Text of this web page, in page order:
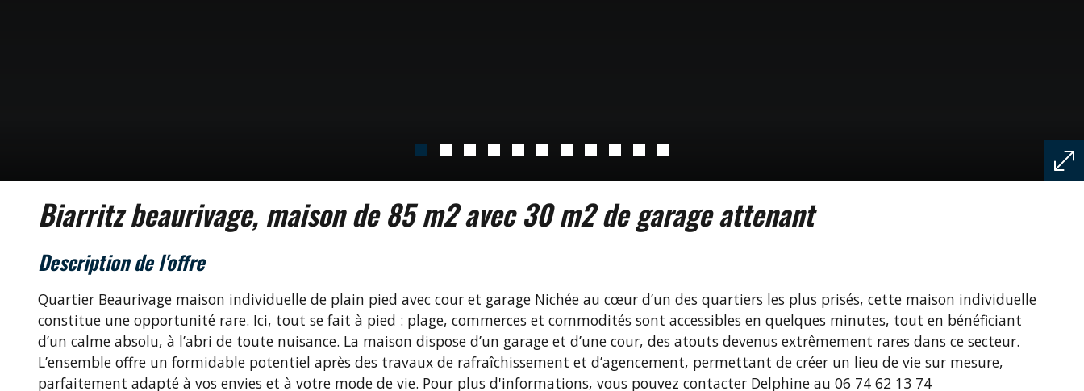
biarritz beaurivage, maison de 85 m2 avec 30 m2 de garage attenant
description de l'offre
Quartier Beaurivage maison individuelle de plain pied avec cour et garage Nichée au cœur d’un des quartiers les plus prisés, cette maison individuelle
constitue une opportunité rare. Ici, tout se fait à pied : plage, commerces et commodités sont accessibles en quelques minutes, tout en bénéficiant
d’un calme absolu, à l’abri de toute nuisance. La maison dispose d’un garage et d’une cour, des atouts devenus extrêmement rares dans ce secteur.
L’ensemble offre un formidable potentiel après des travaux de rafraîchissement et d’agencement, permettant de créer un lieu de vie sur mesure,
parfaitement adapté à vos envies et à votre mode de vie. Pour plus d'informations, vous pouvez contacter Delphine au 06 74 62 13 74